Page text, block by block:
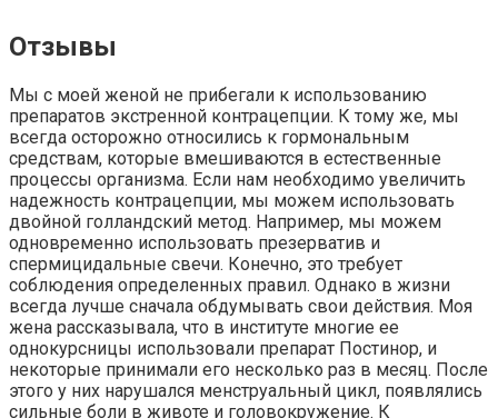
Отзывы
Мы с моей женой не прибегали к использованию
препаратов экстренной контрацепции. К тому же, мы
всегда осторожно относились к гормональным
средствам, которые вмешиваются в естественные
процессы организма. Если нам необходимо увеличить
надежность контрацепции, мы можем использовать
двойной голландский метод. Например, мы можем
одновременно использовать презерватив и
спермицидальные свечи. Конечно, это требует
соблюдения определенных правил. Однако в жизни
всегда лучше сначала обдумывать свои действия. Моя
жена рассказывала, что в институте многие ее
однокурсницы использовали препарат Постинор, и
некоторые принимали его несколько раз в месяц. После
этого у них нарушался менструальный цикл, появлялись
сильные боли в животе и головокружение. К